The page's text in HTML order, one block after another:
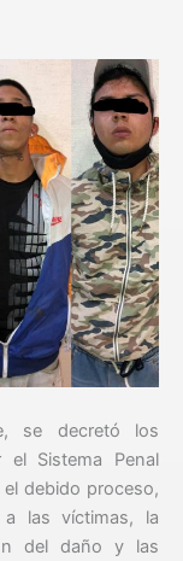
se decretó los
Sistema Penal
debido proceso,
las víctimas, la
del daño y las